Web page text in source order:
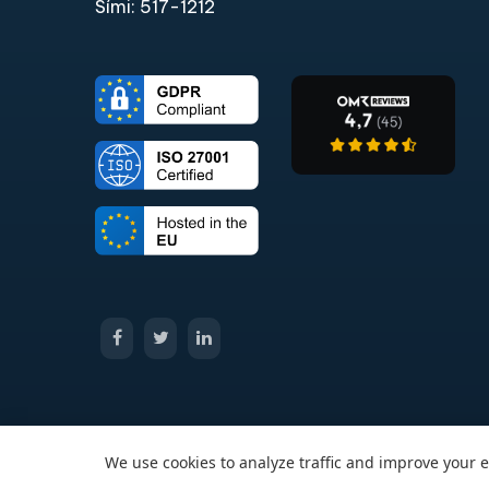
Sími: 517-1212​
© 2026 All Rights Reserved Passcreator GmbH
We use cookies to analyze traffic and improve your